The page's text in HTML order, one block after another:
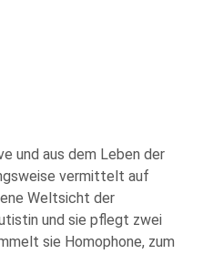
und aus dem Leben der
vermittelt auf
Weltsicht der
und sie pflegt zwei
sie Homophone, zum